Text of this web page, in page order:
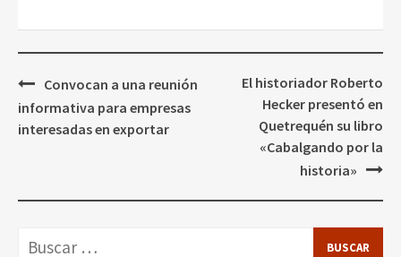
Navegación
de
entradas
Convocan a una reunión
informativa para empresas
interesadas en exportar
El historiador Roberto
Hecker presentó en
Quetrequén su libro
«Cabalgando por la
historia»
Buscar: